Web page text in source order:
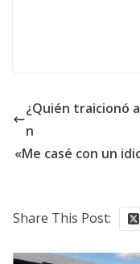
¿Quién traicionó
n
«Me casé con un
Share This Post: